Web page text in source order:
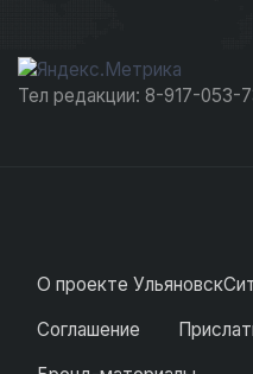
Тел редакции: 8-917-053-
О проекте
Соглашение